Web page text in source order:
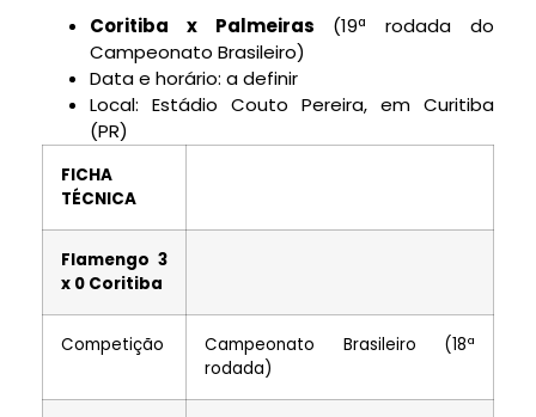
Coritiba x Palmeiras (19ª rodada do
Campeonato Brasileiro)
Data e horário: a definir
Local: Estádio Couto Pereira, em Curitiba
(PR)
FICHA
TÉCNICA
Flamengo 3
x 0 Coritiba
Competição
Campeonato Brasileiro (18ª
rodada)